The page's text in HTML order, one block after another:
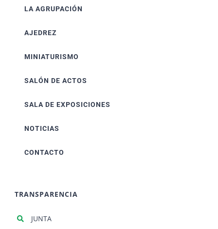
LA AGRUPACIÓN
AJEDREZ
MINIATURISMO
SALÓN DE ACTOS
SALA DE EXPOSICIONES
NOTICIAS
CONTACTO
TRANSPARENCIA
JUNTA